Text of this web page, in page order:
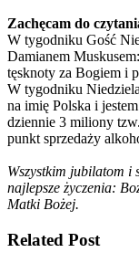
Zachęcam do
W tygodniku Gość
Damianem
tęsknoty za Bogiem i
W tygodniku
na imię Polska i
dziennie 3 miliony
punkt sprzedaży
Wszystkim jubilatom i
najlepsze życzenia:
Matki Bożej.
Related Post